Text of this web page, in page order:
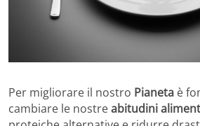
Per migliorare il nostro Pianeta è
cambiare le nostreabitudini